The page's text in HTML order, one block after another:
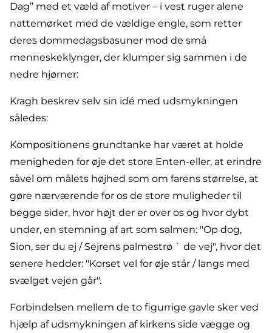
Dag” med et væld af motiver – i vest ruger alene
nattemørket med de vældige engle, som retter
deres dommedagsbasuner mod de små
menneskeklynger, der klumper sig sammen i de
nedre hjørner:
Kragh beskrev selv sin idé med udsmykningen
således:
Kompositionens grundtanke har været at holde
menigheden for øje det store Enten-eller, at erindre
såvel om målets højhed som om farens størrelse, at
gøre nærværende for os de store muligheder til
begge sider, hvor højt der er over os og hvor dybt
under, en stemning af art som salmen: "Op dog,
Sion, ser du ej / Sejrens palmestrø ` de vej", hvor det
senere hedder: "Korset vel for øje står / langs med
svælget vejen går".
Forbindelsen mellem de to figurrige gavle sker ved
hjælp af udsmykningen af kirkens side vægge og